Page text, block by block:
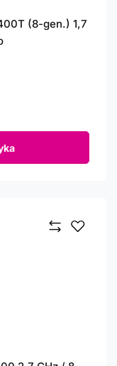
(8-gen.) 1,7